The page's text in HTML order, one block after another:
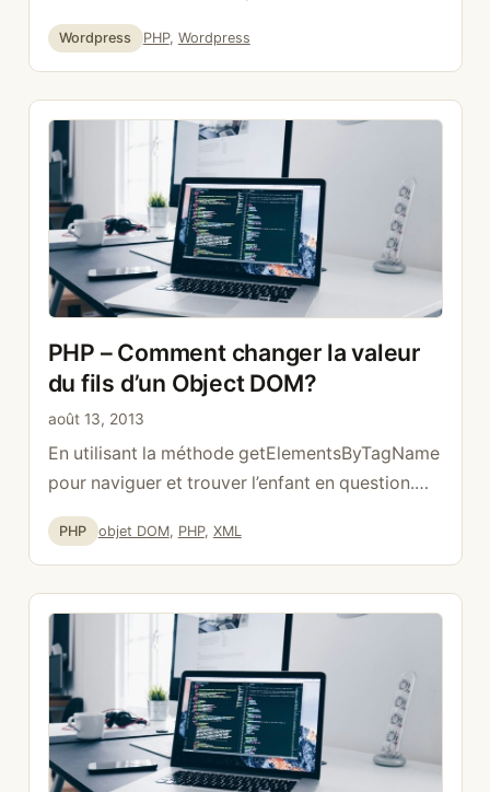
wp-load.php require_once(‘../wp-load.php’);
pour tester, on peut par exemple afficher la
version de WordPress $blog_info =
Catégories
Wordpress Étiquettes
PHP, Wordpress
PHP – Comment changer la valeur
du fils d’un Object DOM?
août 13, 2013
En utilisant la méthode getElementsByTagName
pour naviguer et trouver l’enfant en question.
$number_orders = $image_1-
>getElementsByTagName(‘number_order’);
foreach ($number_orders as $key => $value) {
Catégories
PHP Étiquettes
objet DOM, PHP, XML